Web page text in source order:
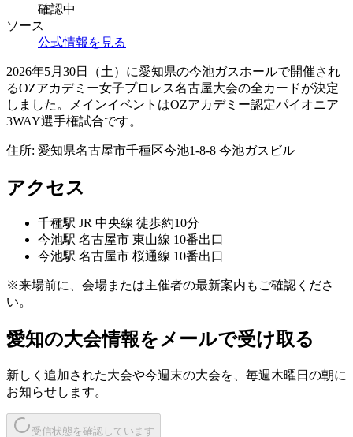
確認中
ソース
公式情報を見る
2026年5月30日（土）に愛知県の今池ガスホールで開催され
るOZアカデミー女子プロレス名古屋大会の全カードが決定
しました。メインイベントはOZアカデミー認定パイオニア
3WAY選手権試合です。
住所: 愛知県名古屋市千種区今池1-8-8 今池ガスビル
アクセス
千種駅 JR 中央線 徒歩約10分
今池駅 名古屋市 東山線 10番出口
今池駅 名古屋市 桜通線 10番出口
※来場前に、会場または主催者の最新案内もご確認くださ
い。
愛知の大会情報をメールで受け取る
新しく追加された大会や今週末の大会を、 毎週木曜日の朝に
お知らせします。
受信状態を確認しています